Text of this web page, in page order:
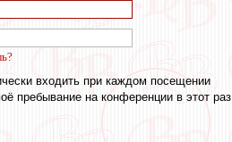
входить при каждом посещении
пребывание на конференции в этот раз